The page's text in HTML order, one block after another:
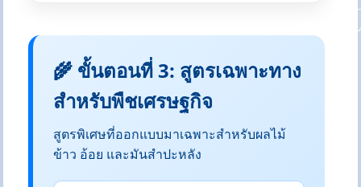
🌾 ขั้นตอนที่ 3: สูตรเฉพาะทาง
สำหรับพืชเศรษฐกิจ
สูตรพิเศษที่ออกแบบมาเฉพาะสำหรับผลไม้
ข้าว อ้อย และมันสำปะหลัง